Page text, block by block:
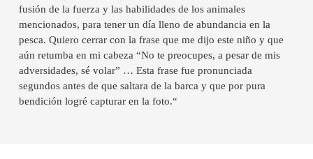
fusión de la fuerza y las habilidades de los animales
mencionados, para tener un día lleno de abundancia en la
pesca. Quiero cerrar con la frase que me dijo este niño y que
aún retumba en mi cabeza “No te preocupes, a pesar de mis
adversidades, sé volar” … Esta frase fue pronunciada
segundos antes de que saltara de la barca y que por pura
bendición logré capturar en la foto.“